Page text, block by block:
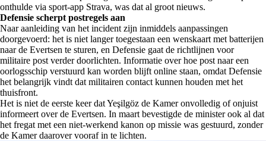
onthulde via sport-app Strava, was dat al groot nieuws.
Defensie scherpt postregels aan
Naar aanleiding van het incident zijn inmiddels aanpassingen
doorgevoerd: het is niet langer toegestaan een wenskaart met batterijen
naar de Evertsen te sturen, en Defensie gaat de richtlijnen voor
militaire post verder doorlichten. Informatie over hoe post naar een
oorlogsschip verstuurd kan worden blijft online staan, omdat Defensie
het belangrijk vindt dat militairen contact kunnen houden met het
thuisfront.
Het is niet de eerste keer dat Yeşilgöz de Kamer onvolledig of onjuist
informeert over de Evertsen. In maart bevestigde de minister ook al dat
het fregat met een niet-werkend kanon op missie was gestuurd, zonder
de Kamer daarover vooraf in te lichten.